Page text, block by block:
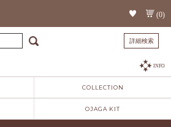
(0)
詳細検索
INFO
COLLECTION
OJAGA KIT